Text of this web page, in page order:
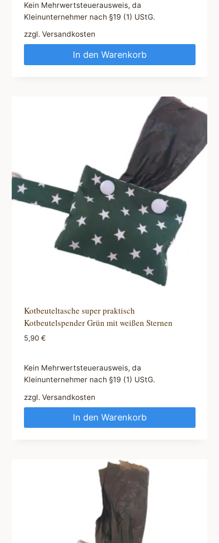
Kein Mehrwertsteuerausweis, da
Kleinunternehmer nach §19 (1) UStG.
zzgl. Versandkosten
In den Warenkorb
Kotbeuteltasche super praktisch
Kotbeutelspender Grün mit weißen Sternen
5,90 €
Kein Mehrwertsteuerausweis, da
Kleinunternehmer nach §19 (1) UStG.
zzgl. Versandkosten
In den Warenkorb